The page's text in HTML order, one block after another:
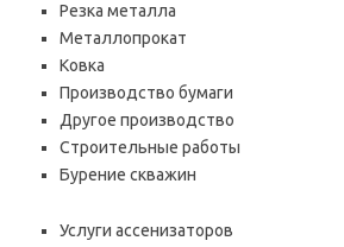
Резка металла
Металлопрокат
Ковка
Производство бумаги
Другое производство
Строительные работы
Бурение скважин
Услуги ассенизаторов